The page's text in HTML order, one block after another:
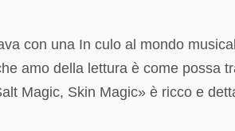
con una In culo al mondo
amo della lettura è come possa
Magic, Skin Magic» è ricco e